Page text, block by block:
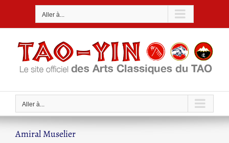
Aller à...
Aller à...
Amiral Muselier